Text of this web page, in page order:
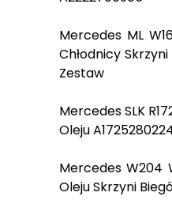
Mercedes ML
Chłodnicy
Zestaw
Mercedes SLK
Oleju
Mercedes W204
Oleju Skrzyni